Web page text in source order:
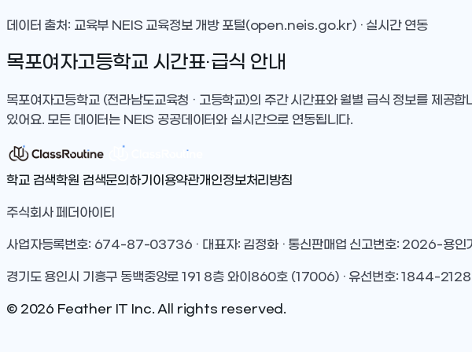
데이터 출처: 교육부 NEIS 교육정보 개방 포털(open.neis.go.kr) · 실시간 연동
목포여자고등학교 시간표·급식 안내
목포여자고등학교(전라남도교육청 · 고등학교)의 주간 시간표와 월별 급식 정보를 제공
있어요. 모든 데이터는 NEIS 공공데이터와 실시간으로 연동됩니다.
학교 검색학원 검색문의하기 이용약관개인정보처리방침
주식회사 페더아이티
사업자등록번호: 674-87-03736 · 대표자: 김정화 · 통신판매업 신고번호: 2026-용인
경기도 용인시 기흥구 동백중앙로 191 8층 와이860호 (17006) · 유선번호: 1844-2128
© 2026 Feather IT Inc. All rights reserved.